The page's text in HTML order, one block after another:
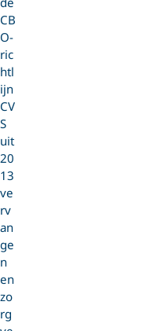
CB
O-
ric
htl
ijn
CV
S
uit
20
13
ve
rv
an
ge
n
en
zo
rg